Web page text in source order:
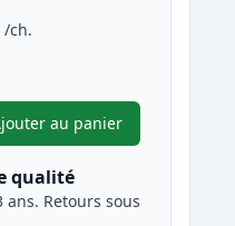
/ch.
ajuster
au panier
,Canon CLI-581XXL
qualité
ans. Retours sous